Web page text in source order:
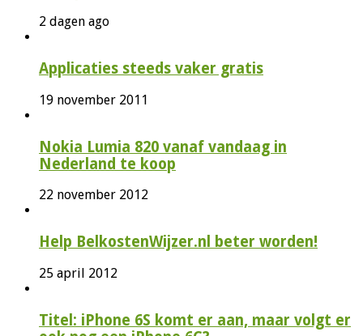
2 dagen ago
Applicaties steeds vaker gratis
19 november 2011
Nokia Lumia 820 vanaf vandaag in
Nederland te koop
22 november 2012
Help BelkostenWijzer.nl beter worden!
25 april 2012
Titel: iPhone 6S komt er aan, maar volgt er